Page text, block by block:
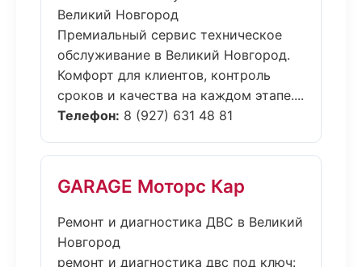
Великий Новгород
Премиальный сервис техническое
обслуживание в Великий Новгород.
Комфорт для клиентов, контроль
сроков и качества на каждом этапе....
Телефон: 8 (927) 631 48 81
GARAGE Моторс Кар
Ремонт и диагностика ДВС в Великий
Новгород
ремонт и диагностика двс под ключ: